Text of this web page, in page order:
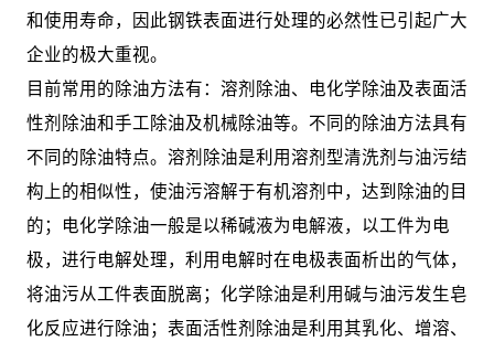
和使用寿命，因此钢铁表面进行处理的必然性已引起广大
企业的极大重视。
目前常用的除油方法有：溶剂除油、电化学除油及表面活
性剂除油和手工除油及机械除油等。不同的除油方法具有
不同的除油特点。溶剂除油是利用溶剂型清洗剂与油污结
构上的相似性，使油污溶解于有机溶剂中，达到除油的目
的；电化学除油一般是以稀碱液为电解液，以工件为电
极，进行电解处理，利用电解时在电极表面析出的气体，
将油污从工件表面脱离；化学除油是利用碱与油污发生皂
化反应进行除油；表面活性剂除油是利用其乳化、增溶、